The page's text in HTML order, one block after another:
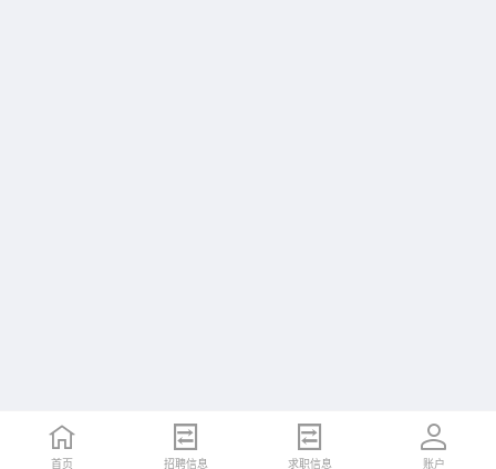
首页 招聘信息 求职信息 账户